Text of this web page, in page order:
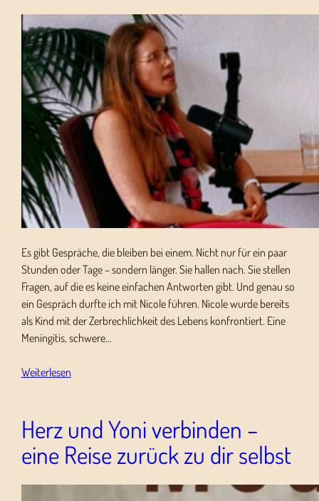
Es gibt Gespräche, die bleiben bei einem. Nicht nur für ein paar
Stunden oder Tage – sondern länger. Sie hallen nach. Sie stellen
Fragen, auf die es keine einfachen Antworten gibt. Und genau so
ein Gespräch durfte ich mit Nicole führen. Nicole wurde bereits
als Kind mit der Zerbrechlichkeit des Lebens konfrontiert. Eine
Meningitis, schwere…
Weiterlesen
Herz und Yoni verbinden –
eine Reise zurück zu dir selbst